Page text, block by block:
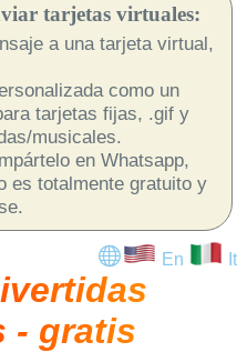
tarjetas virtuales:
a una tarjeta virtual,
como un
tarjetas fijas, .gif y
musicales.
en Whatsapp,
es totalmente gratuito y
En It
- gratis